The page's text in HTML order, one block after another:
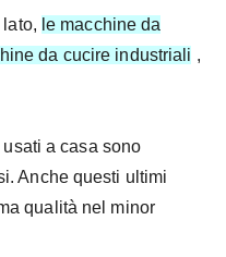
le macchine da
da cucire industriali ,
a casa sono
Anche questi ultimi
qualità nel minor